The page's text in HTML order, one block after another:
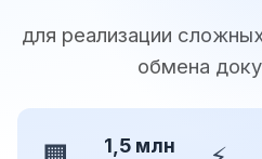
для реализации
обмена
1,5 млн